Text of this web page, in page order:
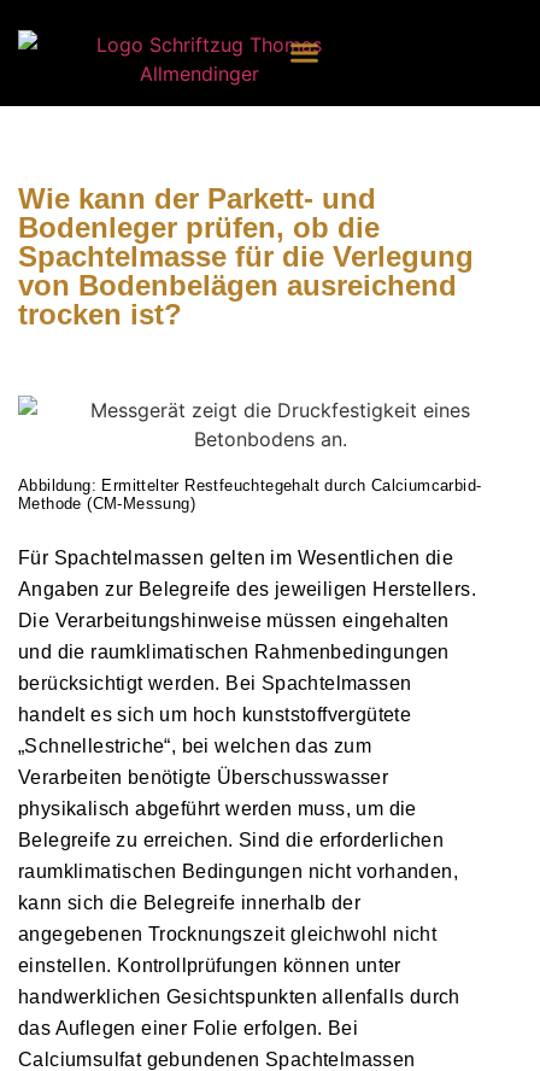
Wie kann der Parkett- und
Bodenleger prüfen, ob die
Spachtelmasse für die Verlegung
von Bodenbelägen ausreichend
trocken ist?
Für Spachtelmassen gelten im Wesentlichen die
Angaben zur Belegreife des jeweiligen Herstellers.
Die Verarbeitungshinweise müssen eingehalten
und die raumklimatischen Rahmenbedingungen
berücksichtigt werden. Bei Spachtelmassen
handelt es sich um hoch kunststoffvergütete
„Schnellestriche“, bei welchen das zum
Verarbeiten benötigte Überschusswasser
physikalisch abgeführt werden muss, um die
Belegreife zu erreichen. Sind die erforderlichen
raumklimatischen Bedingungen nicht vorhanden,
kann sich die Belegreife innerhalb der
angegebenen Trocknungszeit gleichwohl nicht
einstellen. Kontrollprüfungen können unter
handwerklichen Gesichtspunkten allenfalls durch
das Auflegen einer Folie erfolgen. Bei
Calciumsulfat gebundenen Spachtelmassen
Abbildung: Ermittelter Restfeuchtegehalt durch Calciumcarbid-
Methode (CM-Messung)